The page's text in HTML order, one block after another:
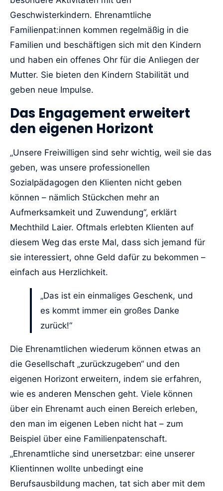
Geschwisterkindern. Ehrenamtliche
Familienpat:innen kommen regelmäßig in die
Familien und beschäftigen sich mit den Kindern
und haben ein offenes Ohr für die Anliegen der
Mutter. Sie bieten den Kindern Stabilität und
geben neue Impulse.
Das Engagement erweitert
den eigenen Horizont
„Unsere Freiwilligen sind sehr wichtig, weil sie das
geben, was unsere professionellen
Sozialpädagogen den Klienten nicht geben
können – nämlich Stückchen mehr an
Aufmerksamkeit und Zuwendung“, erklärt
Mechthild Laier. Oftmals erlebten Klienten auf
diesem Weg das erste Mal, dass sich jemand für
sie interessiert, ohne Geld dafür zu bekommen –
einfach aus Herzlichkeit.
„Das ist ein einmaliges Geschenk, und
es kommt immer ein großes Danke
zurück!“
Die Ehrenamtlichen wiederum können etwas an
die Gesellschaft „zurückzugeben“ und den
eigenen Horizont erweitern, indem sie erfahren,
wie es anderen Menschen geht. Viele können
über ein Ehrenamt auch einen Bereich erleben,
den man im eigenen Leben nicht hat – zum
Beispiel über eine Familienpatenschaft.
„Ehrenamtliche sind unersetzbar: eine unserer
Klientinnen wollte unbedingt eine
Berufsausbildung machen, tat sich aber mit dem